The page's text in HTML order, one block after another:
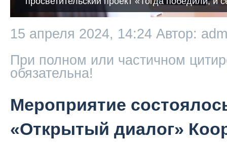
15 апреля 2024, 14:24 Автор:
При полном или частичном
обязательна!
Мероприятие
«Открытый диалог»